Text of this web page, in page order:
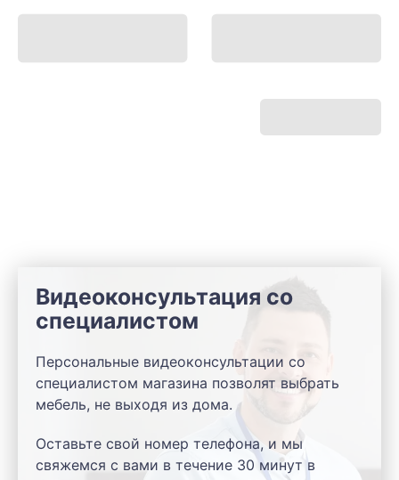
Видеоконсультация со
специалистом
Персональные видеоконсультации со
специалистом магазина позволят выбрать
мебель, не выходя из дома.
Оставьте свой номер телефона, и мы
свяжемся с вами в течение 30 минут в